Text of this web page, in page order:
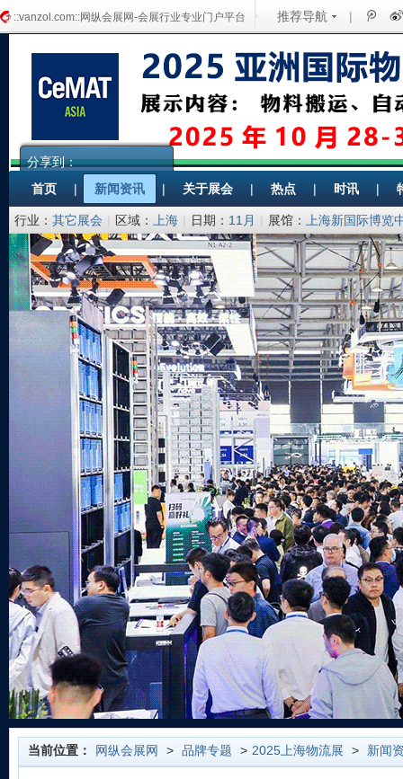
::vanzol.com::网纵会展网-会展行业专业门户平台 推荐导航 |
分享到：
首页
| 新闻资讯 | 关于展会 | 热点 | 时讯 |
行业： 其它展会 | 区域： 上海 | 日期： 11月 | 展馆： 上海新国际博览
当前位置： 网纵会展网 > 品牌专题 > 2025上海物流展 > 新闻